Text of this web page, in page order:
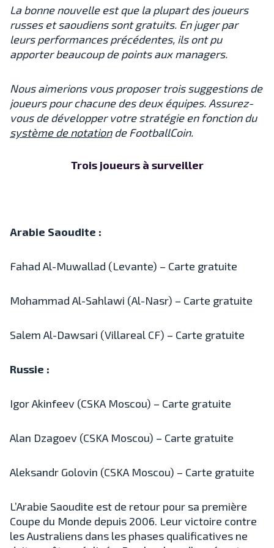
La bonne nouvelle est que la plupart des joueurs
russes et saoudiens sont gratuits. En juger par
leurs performances précédentes, ils ont pu
apporter beaucoup de points aux managers.
Nous aimerions vous proposer trois suggestions de
joueurs pour chacune des deux équipes. Assurez-
vous de développer votre stratégie en fonction du
système de notationde FootballCoin.
Trois joueurs à surveiller
Arabie Saoudite :
Fahad Al-Muwallad (Levante) – Carte gratuite
Mohammad Al-Sahlawi (Al-Nasr) – Carte gratuite
Salem Al-Dawsari (Villareal CF) – Carte gratuite
Russie :
Igor Akinfeev (CSKA Moscou) – Carte gratuite
Alan Dzagoev (CSKA Moscou) – Carte gratuite
Aleksandr Golovin (CSKA Moscou) – Carte gratuite
L’Arabie Saoudite est de retour pour sa première
Coupe du Monde depuis 2006. Leur victoire contre
les Australiens dans les phases qualificatives ne